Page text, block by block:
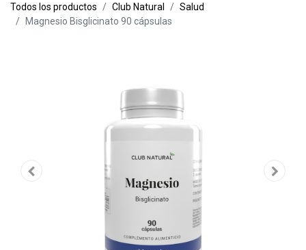
Todos los productos Club Natural
Salud
Magnesio Bisglicinato 90 cápsulas